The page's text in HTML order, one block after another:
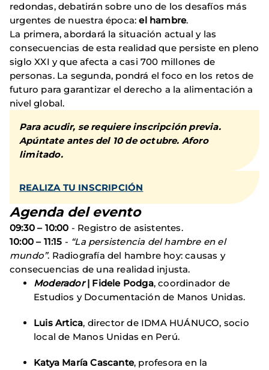
redondas, debatirán sobre uno de los desafíos más
urgentes de nuestra época:el hambre.
La primera, abordará la situación actual y las
consecuencias de esta realidad que persiste en pleno
siglo XXI y que afecta a casi 700 millones de
personas. La segunda, pondrá el foco en los retos de
futuro para garantizar el derecho a la alimentación a
nivel global.
Para acudir, se requiere inscripción previa.
Apúntate antes del 10 de octubre. Aforo
limitado.
REALIZA TU INSCRIPCIÓN
Agenda del evento
09:30 – 10:00 - Registro de asistentes.
10:00 – 11:15 - “La persistencia del hambre en el
mundo”. Radiografía del hambre hoy: causas y
consecuencias de una realidad injusta.
Moderador| Fidele Podga, coordinador de
Estudios y Documentación de Manos Unidas.
Luis Artica, director de IDMA HUÁNUCO, socio
local de Manos Unidas en Perú.
Katya María Cascante, profesora en la